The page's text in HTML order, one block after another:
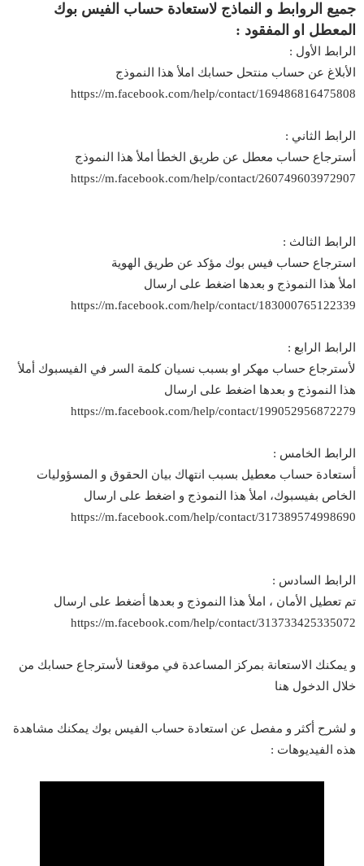
جميع الروابط و النماذج لاستعادة حساب الفيس بوك
المعطل او المفقود :
الرابط الأول :
الأبلاغ عن حساب منتحل حسابك املأ هذا النموذج
https://m.facebook.com/help/contact/169486816475808
الرابط الثاني :
أسترجاع حساب معطل عن طريق الخطأ املأ هذا النموذج
https://m.facebook.com/help/contact/260749603972907
الرابط الثالث :
استرجاع حساب فيس بوك مؤكد عن طريق الهوية
املأ هذا النموذج و بعدها اضغط على ارسال
https://m.facebook.com/help/contact/183000765122339
الرابط الرابع :
لأسترجاع حساب مهكر او بسبب نسيان كلمة السر في الفيسبوك أملأ
هذا النموذج و بعدها اضغط على ارسال
https://m.facebook.com/help/contact/199052956872279
الرابط الخامس :
أستعادة حساب معطيل بسبب انتهاك بيان الحقوق و المسؤوليات
الخاص بفيسبوك، املأ هذا النموذج و اضغط على ارسال
https://m.facebook.com/help/contact/317389574998690
الرابط السادس :
تم تعطيل الأمان ، املأ هذا النموذج و بعدها أضغط على ارسال
https://m.facebook.com/help/contact/313733425335072
و يمكنك الاستعانة بمركز المساعدة في موقعنا لأسترجاع حسابك من
خلال
الدخول هنا
و لشرح أكثر و مفصل عن استعادة حساب الفيس بوك يمكنك مشاهدة
هذه الفيديوهات :